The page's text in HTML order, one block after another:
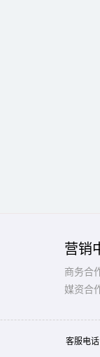
营销
商务合
媒资合
客服电